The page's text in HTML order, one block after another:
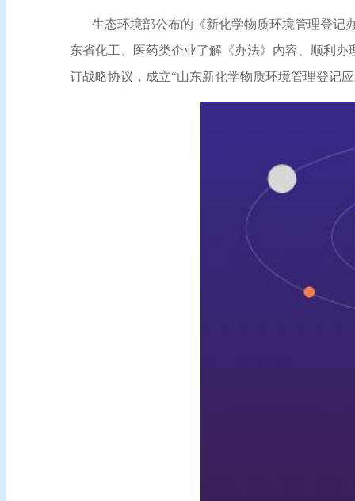
生态环境部公布的《新化学物质环境管理登记
东省化工、医药类企业了解《办法》内容、顺利办
订战略协议，成立“山东新化学物质环境管理登记